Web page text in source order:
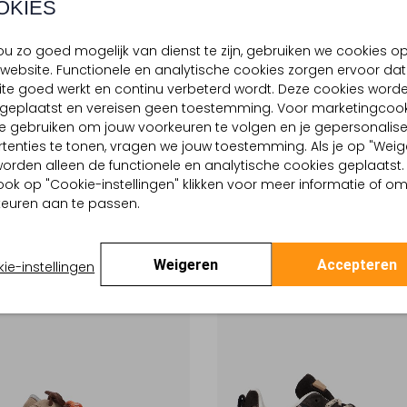
zo goed mogelijk van dienst te zijn, gebruiken we cookies op
Functionele en analytische cookies zorgen ervoor
goed werkt en continu verbeterd wordt. Deze cookies
en vereisen geen toestemming. Voor
gebruiken om jouw voorkeuren te volgen en je
te tonen, vragen we jouw toestemming. Als je op
alleen de functionele en analytische cookies geplaatst.
op "Cookie-instellingen" klikken voor meer informatie of
aan te passen.
instellingen Weigeren Accepteren
€ 89,99
SHABBIES
Lage sneakers
€ 199,99 € 99,99